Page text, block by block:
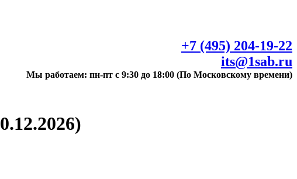
+7 (495) 204-19-22
its@1sab.ru
Мы работаем: пн-пт с 9:30 до 18:00 (По Московскому времени)